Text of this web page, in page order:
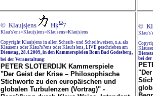
© Klau|s|ens ĦķΩ7
Klau's'ens=Klau(s)ens=Klausens=Klau|s|ens
Copyright Klau|s|ens in allen Schraib- und Schreibweisen, u.a. als
Klausens oder Klau?s?ens oder Klau!s!ens, LIVE geschrieben am
Dienstag, 28.4.2009, in den Kammerspielen Bonn Bad Godesberg,
bei der Veranstaltung:
PETER SLOTERDIJK Kammerspiele
"Der Geist der Krise – Philosophische
Stichworte zu den europäischen und
globalen Turbulenzen (Vortrag)" -
©
bei